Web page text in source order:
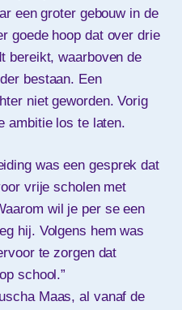
een groter gebouw in de
goede hoop dat over drie
bereikt, waarboven de
bestaan. Een
niet geworden. Vorig
ambitie los te laten.
was een gesprek dat
vrije scholen met
wil je per se een
hij. Volgens hem was
te zorgen dat
school.”
Maas, al vanaf de